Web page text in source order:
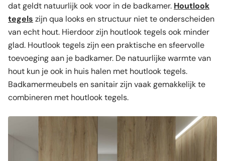
dat geldt natuurlijk ook voor in de badkamer. Houtlook
tegels zijn qua looks en structuur niet te onderscheiden
van echt hout. Hierdoor zijn houtlook tegels ook minder
glad. Houtlook tegels zijn een praktische en sfeervolle
toevoeging aan je badkamer. De natuurlijke warmte van
hout kun je ook in huis halen met houtlook tegels.
Badkamermeubels en sanitair zijn vaak gemakkelijk te
combineren met houtlook tegels.